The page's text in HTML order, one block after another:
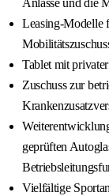
Anlässe und die
Leasing-Modelle
Tablet mit
Zuschuss zur
geprüften
Vielfältige